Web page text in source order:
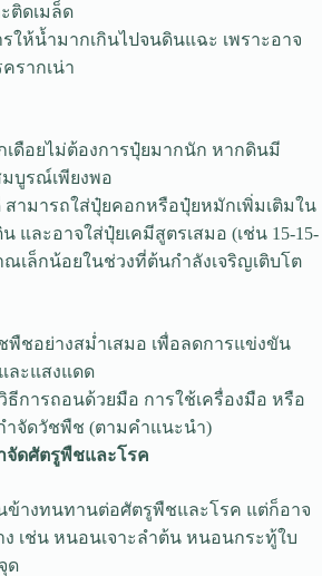
ติดเมล็ด
รให้น้ำมากเกินไปจนดินแฉะ เพราะอาจ
รากเน่า
เดือยไม่ต้องการปุ๋ยมากนัก หากดินมี
บูรณ์เพียงพอ
ามารถใส่ปุ๋ยคอกหรือปุ๋ยหมักเพิ่มเติมใน
และอาจใส่ปุ๋ยเคมีสูตรเสมอ (เช่น 15-15-
ณเล็กน้อยในช่วงที่ต้นกำลังเจริญเติบโต
พืชอย่างสม่ำเสมอ เพื่อลดการแข่งขัน
ละแสงแดด
ธีการถอนด้วยมือ การใช้เครื่องมือ หรือ
ำจัดวัชพืช (ตามคำแนะนำ)
จัดศัตรูพืชและโรค
ข้างทนทานต่อศัตรูพืชและโรค แต่ก็อาจ
เช่น หนอนเจาะลำต้น หนอนกระทู้ใบ
ด